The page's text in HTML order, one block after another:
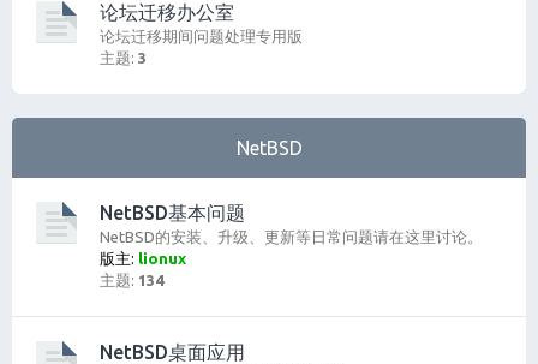
论坛迁移办公室
论坛迁移期间问题处理专用版
主题: 3
NetBSD
NetBSD基本问题
NetBSD的安装、升级、更新等日常问题请在这里讨论。
版主: lionux
主题: 134
NetBSD桌面应用